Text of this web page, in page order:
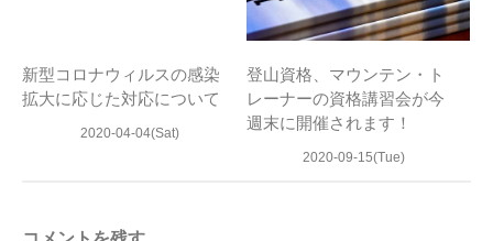
新型コロナウィルスの感染
拡大に応じた対応について
2020-04-04(Sat)
登山資格、マウンテン・ト
レーナーの資格講習会が今
週末に開催されます！
2020-09-15(Tue)